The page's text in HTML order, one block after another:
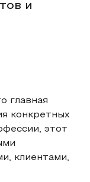
и
главная
конкретных
этот
клиентами,